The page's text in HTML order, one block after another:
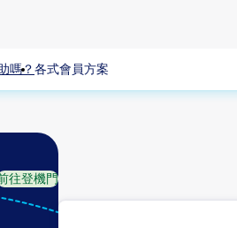
嗎？ 各式會員方案
往登機門